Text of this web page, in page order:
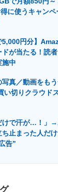
×テクノロジーの最前線
に使うキャンペ
5,000円分】
ドが当たる！読
施中
写真／動画をも
い切りクラウド
けで汗が…！」
ち止まった人だ
告”